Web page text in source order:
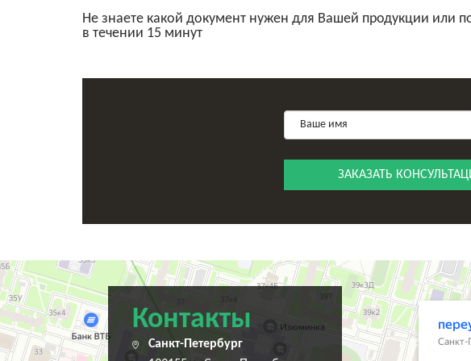
Не знаете какой документ нужен для Вашей продукции или
в течении 15 минут
ЗАКАЗАТЬ
Санкт‑Петербург
Переулок Каховского, 12 — Яндекс Карты
Контакты
Санкт-Петербург